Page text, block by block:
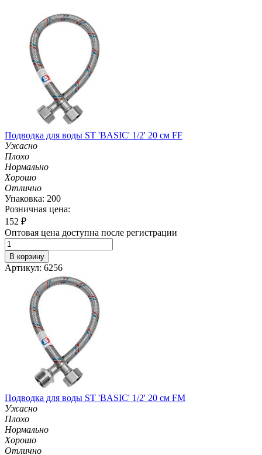
Подводка для воды ST 'BASIC' 1/2' 20 см FF
Ужасно
Плохо
Нормально
Хорошо
Отлично
Упаковка: 200
Розничная цена:
152 ₽
Оптовая цена доступна после регистрации
В корзину
Артикул: 6256
Подводка для воды ST 'BASIC' 1/2' 20 см FM
Ужасно
Плохо
Нормально
Хорошо
Отлично